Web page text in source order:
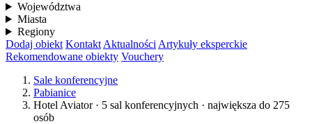
Województwa
Miasta
Regiony
Dodaj obiekt Kontakt Aktualności Artykuły eksperckie
Rekomendowane obiekty Vouchery
Sale konferencyjne
Pabianice
Hotel Aviator · 5 sal konferencyjnych · największa do 275
osób